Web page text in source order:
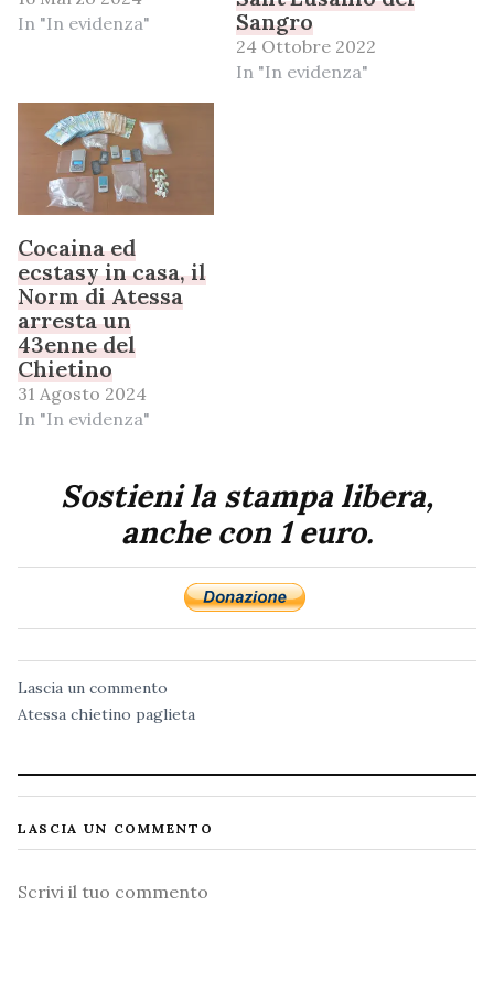
In "In evidenza"
Sangro
24 Ottobre 2022
In "In evidenza"
Cocaina ed
ecstasy in casa, il
Norm di Atessa
arresta un
43enne del
Chietino
31 Agosto 2024
In "In evidenza"
Sostieni la stampa libera,
anche con 1 euro.
Lascia un commento
Atessa chietino paglieta
LASCIA UN COMMENTO
Commento